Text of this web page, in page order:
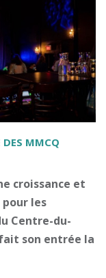
DES MMCQ
croissance et
pour les
Centre-du-
son entrée la